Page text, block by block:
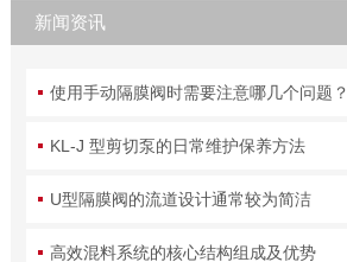
新闻资讯
使用手动隔膜阀时需要注意哪几个问题？
KL-J 型剪切泵的日常维护保养方法
U型隔膜阀的流道设计通常较为简洁
高效混料系统的核心结构组成及优势